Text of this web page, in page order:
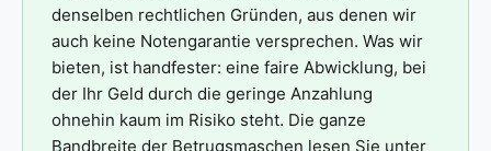
denselben rechtlichen Gründen, aus denen wir
auch keine Notengarantie versprechen. Was wir
bieten, ist handfester: eine faire Abwicklung, bei
der Ihr Geld durch die geringe Anzahlung
ohnehin kaum im Risiko steht. Die ganze
Bandbreite der Betrugsmaschen lesen Sie unter